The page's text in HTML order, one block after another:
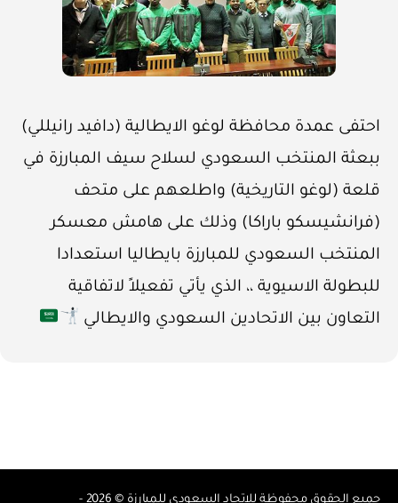
احتفى عمدة محافظة لوغو الايطالية (دافيد رانيللي)
ببعثة المنتخب السعودي لسلاح سيف المبارزة في
قلعة (لوغو التاريخية) واطلعهم على متحف
(فرانشيسكو باراكا) وذلك على هامش معسكر
المنتخب السعودي للمبارزة بايطاليا استعدادا
للبطولة الاسيوية ،، الذي يأتي تفعيلاً لاتفاقية
التعاون بين الاتحادين السعودي والايطالي
جميع الحقوق محفوظة للاتحاد السعودي للمبارزة © 2026 -